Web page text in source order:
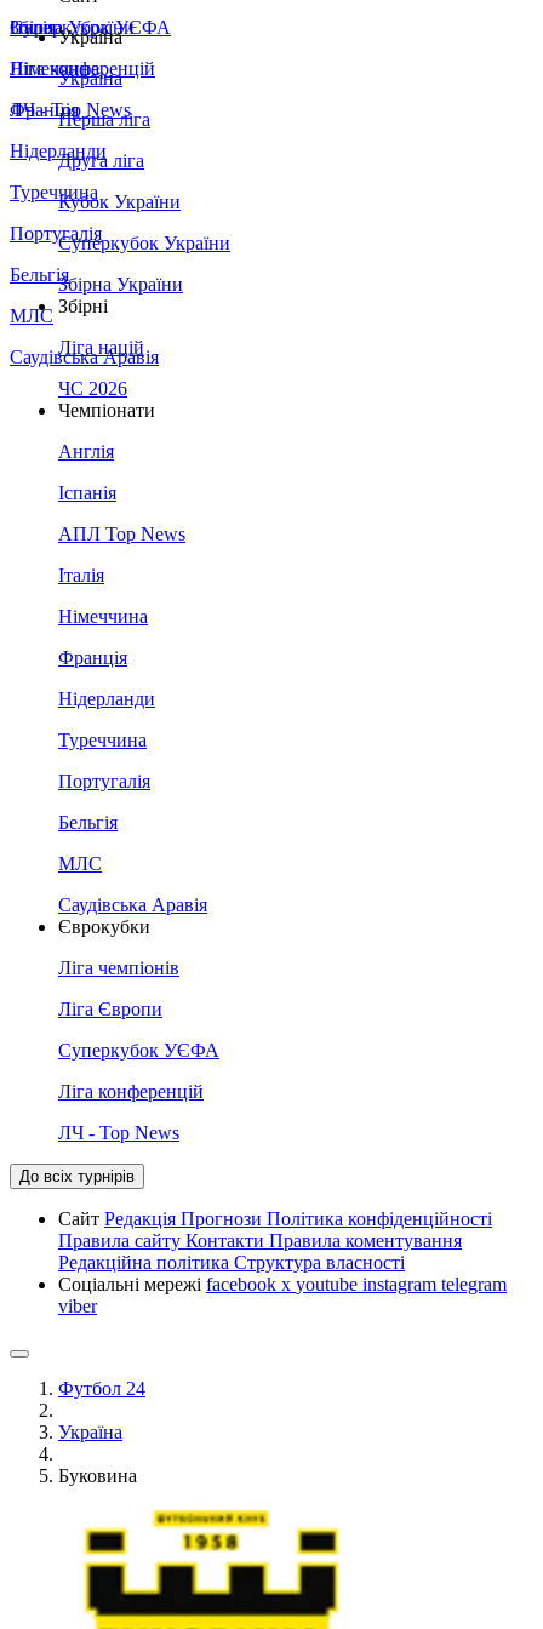
Збірна України
Італія
Німеччина
Франція
Нідерланди
Туреччина
Португалія
Бельгія
МЛС
Саудівська Аравія
Суперкубок УЄФА
Ліга конференцій
ЛЧ - Top News
Україна
Україна
Перша ліга
Друга ліга
Кубок України
Суперкубок України
Збірна України
Збірні
Ліга націй
ЧС 2026
Чемпіонати
Англія
Іспанія
АПЛ Top News
Італія
Німеччина
Франція
Нідерланди
Туреччина
Португалія
Бельгія
МЛС
Саудівська Аравія
Єврокубки
Ліга чемпіонів
Ліга Європи
Суперкубок УЄФА
Ліга конференцій
ЛЧ - Top News
До всіх турнірів
Сайт Редакція Прогнози Політика конфіденційності
Правила сайту Контакти Правила коментування
Редакційна політика Структура власності
Соціальні мережі facebook x youtube instagram telegram
viber
Футбол 24
Україна
Буковина